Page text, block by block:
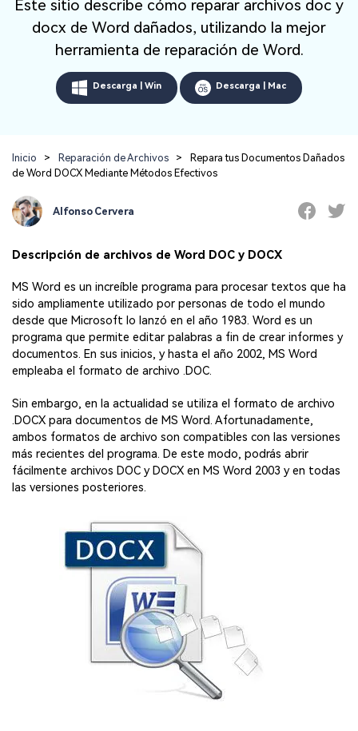
Repairit en Línea IA
Repara y mejora archivos en línea
Pruébalo en Línea
Repairit for Email
Soluciones de Fotos
Soluciones de Audio
Descubre Más Soluciones
Repairit Toolkit
Repara profesionalmente tus videos, fotos,
documentos y audios con inteligencia artificial.
Repairit for Email
Outlook.
Abre la app Iniciar sesión
Este sitio describe cómo reparar archivos doc y
docx de Word dañados, utilizando la mejor
herramienta de reparación de Word.
Descarga | Win Descarga | Mac
Inicio > Reparación de Archivos >
Repara tus Documentos Dañados
de Word DOCX Mediante Métodos Efectivos
Alfonso Cervera
Descripción de archivos de Word DOC y DOCX
MS Word es un increíble programa para procesar textos que ha
sido ampliamente utilizado por personas de todo el mundo
desde que Microsoft lo lanzó en el año 1983. Word es un
programa que permite editar palabras a fin de crear informes y
documentos. En sus inicios, y hasta el año 2002, MS Word
empleaba el formato de archivo .DOC.
Sin embargo, en la actualidad se utiliza el formato de archivo
.DOCX para documentos de MS Word. Afortunadamente,
ambos formatos de archivo son compatibles con las versiones
más recientes del programa. De este modo, podrás abrir
fácilmente archivos DOC y DOCX en MS Word 2003 y en todas
las versiones posteriores.